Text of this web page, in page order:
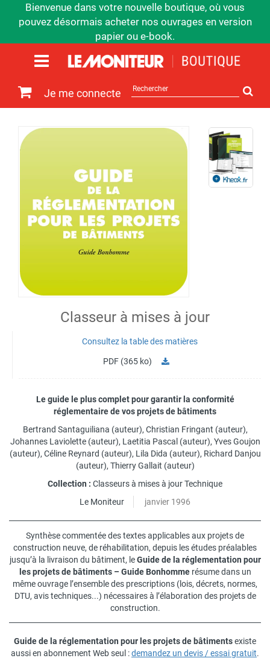
Bienvenue dans votre nouvelle boutique, où vous
pouvez désormais acheter nos ouvrages en version
papier ou e-book.
Je me connecte
sur
le
Classeur à mises à jour
Consultez la table des matières
PDF (365 ko)
Le guide le plus complet pour garantir la conformité
réglementaire de vos projets de bâtiments
Bertrand Santaguiliana (auteur), Christian Fringant (auteur),
Johannes Laviolette(auteur), Laetitia Pascal(auteur), Yves Goujon
(auteur), Céline Reynard (auteur), Lila Dida (auteur), Richard Danjou
(auteur), Thierry Gallait (auteur)
Collection : Classeurs à mises à jour Technique
Le Moniteur
janvier 1996
Synthèse commentée des textes applicables aux projets de
construction neuve, de réhabilitation, depuis les études préalables
jusqu’à la livraison du bâtiment, leGuide de la réglementation pour
les projets de bâtiments – Guide Bonhommerésume dans un
même ouvrage l’ensemble des prescriptions (lois, décrets, normes,
DTU, avis techniques...) nécessaires à l’élaboration des projets de
construction.
Guide de la réglementation pour les projets de bâtimentsexiste
aussi en abonnement Web seul :demandez un devis / essai gratuit.